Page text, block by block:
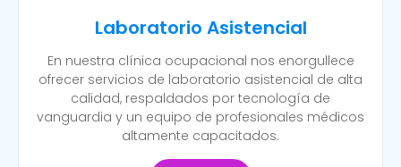
Laboratorio Asistencial
En nuestra clínica ocupacional nos enorgullece
ofrecer servicios de laboratorio asistencial de alta
calidad, respaldados por tecnología de
vanguardia y un equipo de profesionales médicos
altamente capacitados.